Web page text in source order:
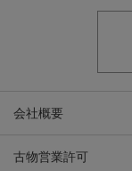
会社概要
古物営業許可